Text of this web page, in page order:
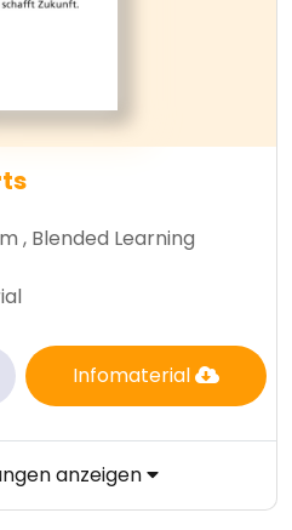
, Blended Learning
Infomaterial
anzeigen